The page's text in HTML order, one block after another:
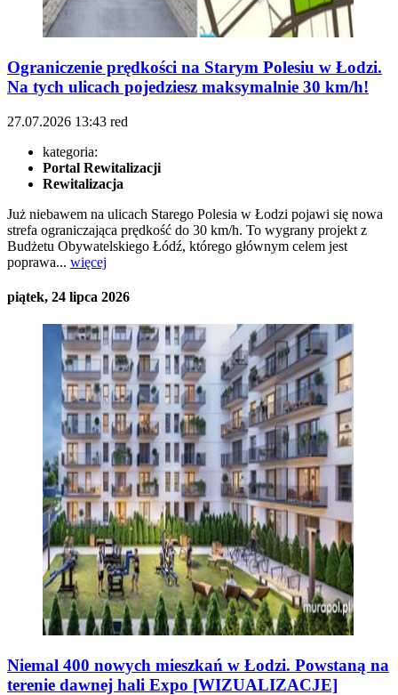
Ograniczenie prędkości na Starym Polesiu w Łodzi.
Na tych ulicach pojedziesz maksymalnie 30 km/h!
27.07.2026 13:43 red
kategoria:
Portal Rewitalizacji
Rewitalizacja
Już niebawem na ulicach Starego Polesia w Łodzi pojawi się nowa
strefa ograniczająca prędkość do 30 km/h. To wygrany projekt z
Budżetu Obywatelskiego Łódź, którego głównym celem jest
poprawa... więcej
piątek, 24 lipca 2026
Niemal 400 nowych mieszkań w Łodzi. Powstaną na
terenie dawnej hali Expo [WIZUALIZACJE]